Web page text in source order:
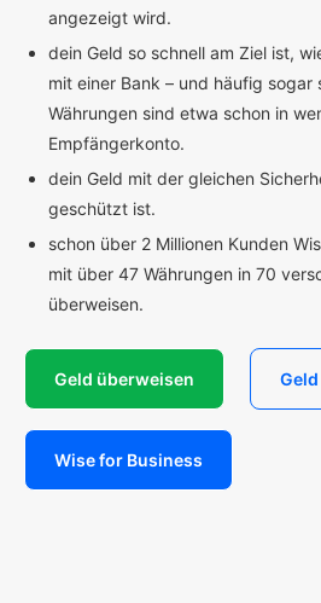
angezeigt wird.
dein Geld so schnell am Ziel ist,
mit einer Bank – und häufig sogar
Währungen sind etwa schon in
Empfängerkonto.
dein Geld mit der gleichen
geschützt ist.
schon über 2 Millionen Kunden
mit über 47 Währungen in 70
überweisen.
Geld überweisen
Wise for Business